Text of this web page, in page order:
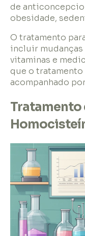
de
obesidade,
O tratamento
incluir mudanças
vitaminas e
que o
acompanhado
Tratamento